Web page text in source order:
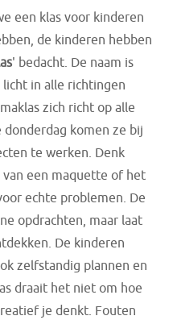
een klas voor kinderen
de kinderen hebben
' bedacht. De naam is
in alle richtingen
zich richt op alle
komen ze bij
te werken. Denk
een maquette of het
echte problemen. De
opdrachten, maar laat
De kinderen
zelfstandig plannen en
draait het niet om hoe
je denkt. Fouten